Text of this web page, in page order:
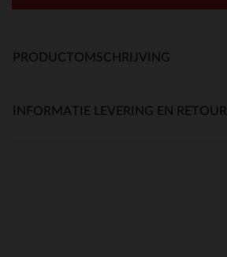
PRODUCTOMSCHRIJVING
INFORMATIE LEVERING EN RETOUR